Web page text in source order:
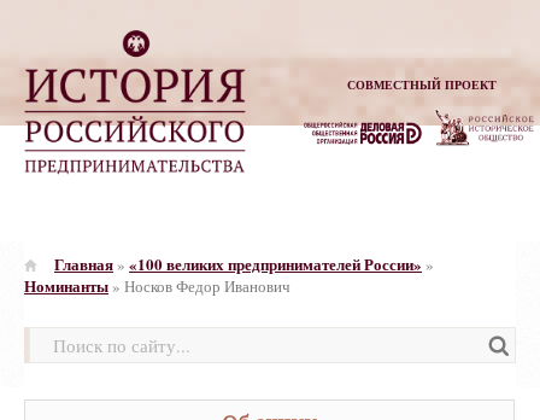
СОВМЕСТНЫЙ ПРОЕКТ
Главная» «100 великих предпринимателей России» »
Номинанты» Носков Федор Иванович